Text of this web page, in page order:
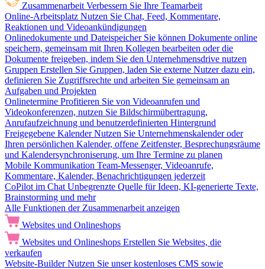
Zusammenarbeit Verbessern Sie Ihre Teamarbeit
Online-Arbeitsplatz Nutzen Sie Chat, Feed, Kommentare,
Reaktionen und Videoankündigungen
Onlinedokumente und Dateispeicher Sie können Dokumente online
speichern, gemeinsam mit Ihren Kollegen bearbeiten oder die
Dokumente freigeben, indem Sie den Unternehmensdrive nutzen
Gruppen Erstellen Sie Gruppen, laden Sie externe Nutzer dazu ein,
definieren Sie Zugriffsrechte und arbeiten Sie gemeinsam an
Aufgaben und Projekten
Onlinetermine Profitieren Sie von Videoanrufen und
Videokonferenzen, nutzen Sie Bildschirmübertragung,
Anrufaufzeichnung und benutzerdefinierten Hintergrund
Freigegebene Kalender Nutzen Sie Unternehmenskalender oder
Ihren persönlichen Kalender, offene Zeitfenster, Besprechungsräume
und Kalendersynchroniserung, um Ihre Termine zu planen
Mobile Kommunikation Team-Messenger, Videoanrufe,
Kommentare, Kalender, Benachrichtigungen jederzeit
CoPilot im Chat Unbegrenzte Quelle für Ideen, KI-generierte Texte,
Brainstorming und mehr
Alle Funktionen der Zusammenarbeit anzeigen
Websites und Onlineshops
Websites und Onlineshops Erstellen Sie Websites, die
verkaufen
Website-Builder Nutzen Sie unser kostenloses CMS sowie